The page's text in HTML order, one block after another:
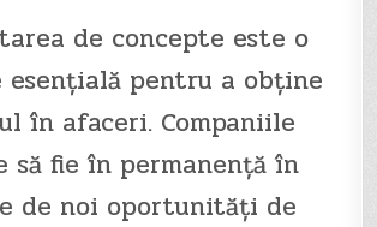
de concepte este o
esențială pentru a obține
în afaceri. Companiile
să fie în permanență în
de noi oportunități de